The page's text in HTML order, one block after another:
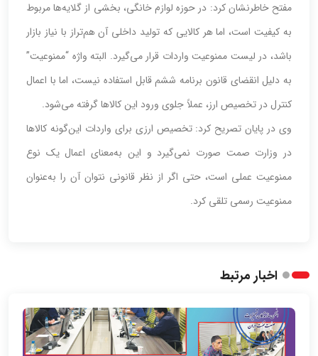
مفتح خاطرنشان کرد: در حوزه لوازم خانگی، بخشی از گلایه‌ها مربوط
به کیفیت است، اما هر کالایی که تولید داخلی آن هم‌تراز با نیاز بازار
باشد، در لیست ممنوعیت واردات قرار می‌گیرد. البته واژه “ممنوعیت”
به دلیل انقضای قانون برنامه ششم قابل استفاده نیست، اما با اعمال
کنترل در تخصیص ارز، عملاً جلوی ورود این کالاها گرفته می‌شود.
وی در پایان تصریح کرد: تخصیص ارزی برای واردات این‌گونه کالاها
در وزارت صمت صورت نمی‌گیرد و این به‌معنای اعمال یک نوع
ممنوعیت عملی است، حتی اگر از نظر قانونی نتوان آن را به‌عنوان
ممنوعیت رسمی تلقی کرد.
اخبار مرتبط